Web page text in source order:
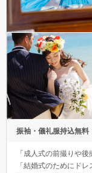
振袖・儀礼服持込無料
「成人式の前撮りや
「結婚式のためにド